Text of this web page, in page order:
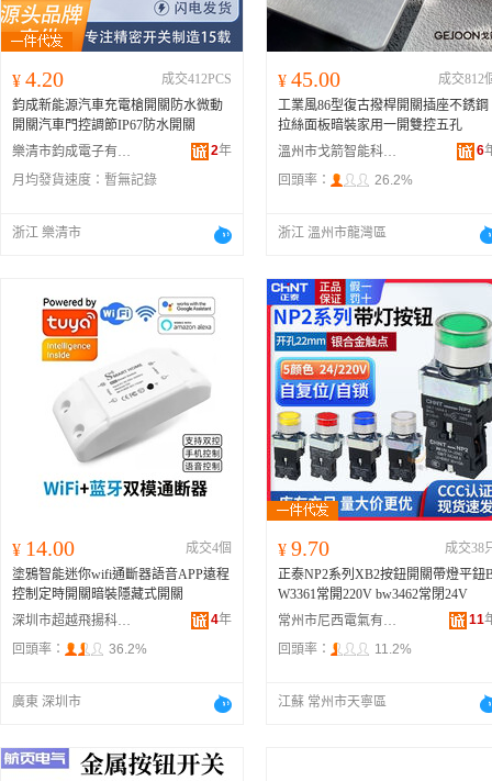
¥ 4.20
成交412PCS
鈞成新能源汽車充電槍開關防水微動
開關汽車門控調節IP67防水開關
樂清市鈞成電子有限公司
2年
月均發貨速度： 暫無記錄
浙江 樂清市
¥ 45.00
成交812
工業風86型復古撥桿開關插座不銹鋼
拉絲面板暗裝家用一開雙控五孔
溫州市戈箭智能科技有限公司
6
回頭率：
26.2%
浙江 溫州市龍灣區
¥ 14.00
成交4個
塗鴉智能迷你wifi通斷器語音APP遠程
控制定時開關暗裝隱藏式開關
深圳市超越飛揚科技有限公司
4年
回頭率：
36.2%
廣東 深圳市
¥ 9.70
成交38
正泰NP2系列XB2按鈕開關帶燈平鈕
W3361常開220V bw3462常閉24V
常州市尼西電氣有限公司
11
回頭率：
11.2%
江蘇 常州市天寧區